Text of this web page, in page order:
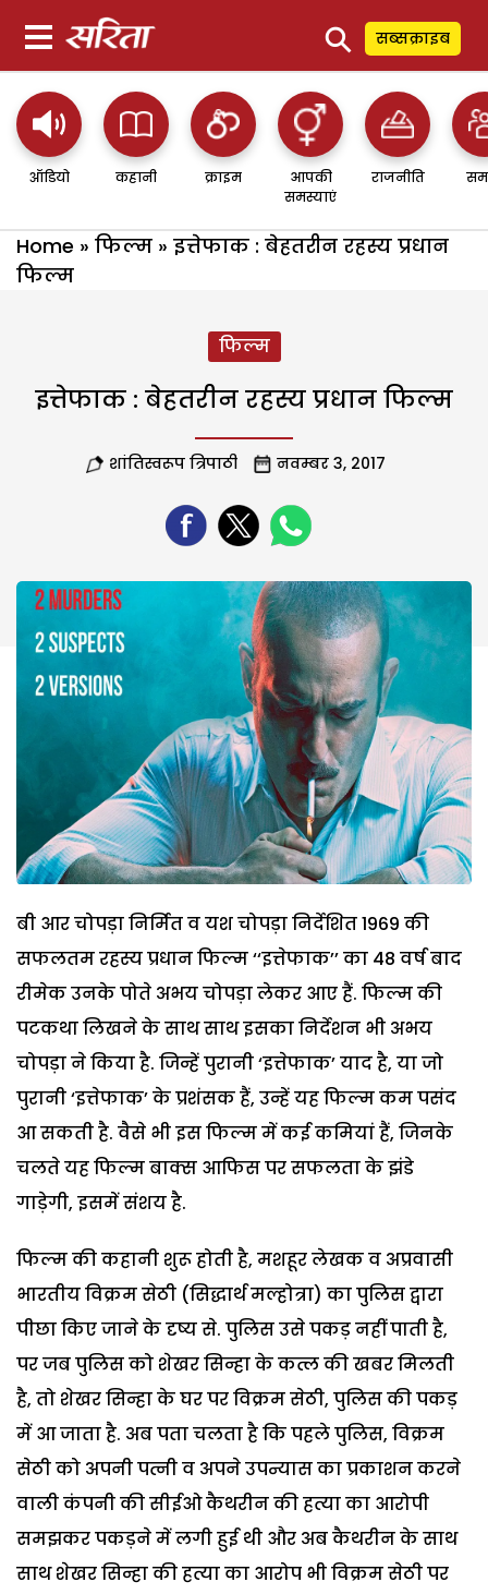
⚲ सब्सक्राइब
ऑडियो कहानी क्राइम
आपकी
समस्याएं
राजनीति
Home » फिल्म » इत्तेफाक : बेहतरीन रहस्य प्रधान
फिल्म
फिल्म
इत्तेफाक : बेहतरीन रहस्य प्रधान फिल्म
शांतिस्वरूप त्रिपाठी नवम्बर 3, 2017
बी आर चोपड़ा निर्मित व यश चोपड़ा निर्देशित 1969 की
सफलतम रहस्य प्रधान फिल्म ‘‘इत्तेफाक’’ का 48 वर्ष बाद
रीमेक उनके पोते अभय चोपड़ा लेकर आए हैं. फिल्म की
पटकथा लिखने के साथ साथ इसका निर्देशन भी अभय
चोपड़ा ने किया है. जिन्हें पुरानी ‘इत्तेफाक’ याद है, या जो
पुरानी ‘इत्तेफाक’ के प्रशंसक हैं, उन्हें यह फिल्म कम पसंद
आ सकती है. वैसे भी इस फिल्म में कई कमियां हैं, जिनके
चलते यह फिल्म बाक्स आफिस पर सफलता के झंडे
गाड़ेगी, इसमें संशय है.
फिल्म की कहानी शुरू होती है, मशहूर लेखक व अप्रवासी
भारतीय विक्रम सेठी (सिद्धार्थ मल्होत्रा) का पुलिस द्वारा
पीछा किए जाने के दृष्य से. पुलिस उसे पकड़ नहीं पाती है,
पर जब पुलिस को शेखर सिन्हा के कत्ल की खबर मिलती
है, तो शेखर सिन्हा के घर पर विक्रम सेठी, पुलिस की पकड़
में आ जाता है. अब पता चलता है कि पहले पुलिस, विक्रम
सेठी को अपनी पत्नी व अपने उपन्यास का प्रकाशन करने
वाली कंपनी की सीईओ कैथरीन की हत्या का आरोपी
समझकर पकड़ने में लगी हुई थी और अब कैथरीन के साथ
साथ शेखर सिन्हा की हत्या का आरोप भी विक्रम सेठी पर